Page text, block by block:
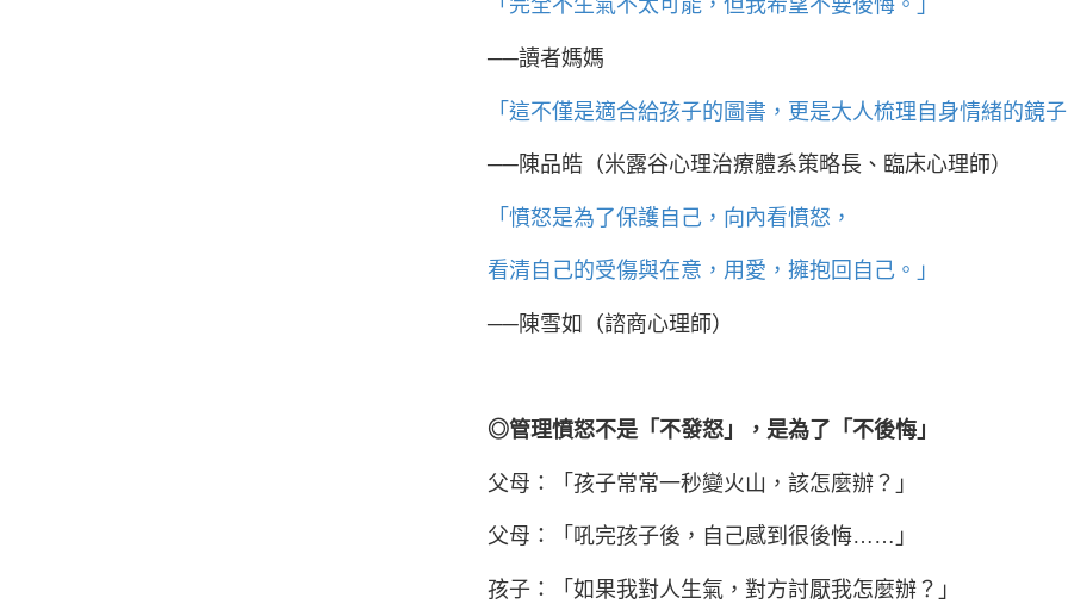
「完全不生氣不太可能，但我希望不要後悔。」
──讀者媽媽
「這不僅是適合給孩子的圖書，更是大人梳理自身情緒的鏡
──陳品皓（米露谷心理治療體系策略長、臨床心理師）
「憤怒是為了保護自己，向內看憤怒，
看清自己的受傷與在意，用愛，擁抱回自己。」
──陳雪如（諮商心理師）
◎管理憤怒不是「不發怒」，是為了「不後悔」
父母：「孩子常常一秒變火山，該怎麼辦？」
父母：「吼完孩子後，自己感到很後悔……」
孩子：「如果我對人生氣，對方討厭我怎麼辦？」